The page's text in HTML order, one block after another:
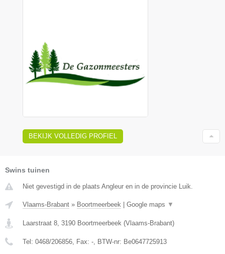
BEKIJK VOLLEDIG PROFIEL
Swins tuinen
Niet gevestigd in de plaats Angleur en in de provincie Luik.
Vlaams-Brabant » Boortmeerbeek Google maps ▼
Laarstraat 8, 3190 Boortmeerbeek (Vlaams-Brabant)
Tel: 0468/206856, Fax: -, BTW-nr: Be0647725913